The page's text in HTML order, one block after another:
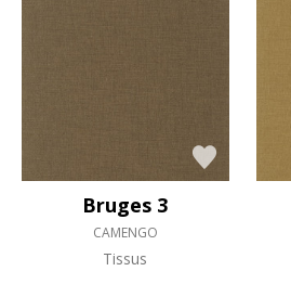
Bruges 3
CAMENGO
Tissus